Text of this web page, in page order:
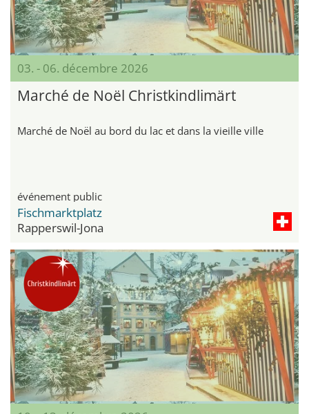
03. - 06. décembre 2026
Marché de Noël Christkindlimärt
Marché de Noël au bord du lac et dans la vieille ville
événement public
Fischmarktplatz
Rapperswil-Jona